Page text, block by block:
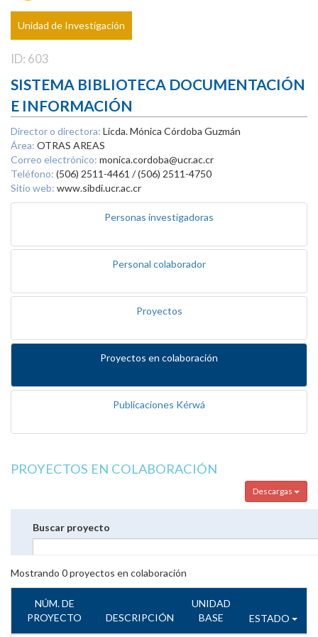
Unidad de Investigación
ID: 603
SISTEMA BIBLIOTECA DOCUMENTACIÓN
E INFORMACIÓN
Director o directora: Licda. Mónica Córdoba Guzmán
Área: OTRAS AREAS
Correo electrónico: monica.cordoba@ucr.ac.cr
Teléfono: (506) 2511-4461 / (506) 2511-4750
Sitio web: www.sibdi.ucr.ac.cr
Personas investigadoras
Personal colaborador
Proyectos
Proyectos en colaboración
Publicaciones Kérwá
PROYECTOS EN COLABORACIÓN
Descargas
Buscar proyecto
Mostrando 0proyectos en colaboración
NÚM. DE
PROYECTO
DESCRIPCIÓN
UNIDAD
BASE
ESTADO